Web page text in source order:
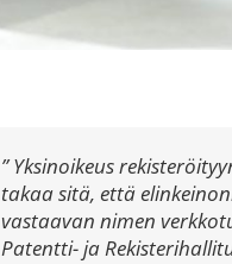
” Yksinoikeus
takaa sitä, että
vastaavan nimen
Patentti- ja